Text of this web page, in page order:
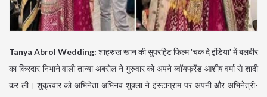
Tanya Abrol Wedding: शाहरुख खान की सुपरहिट फिल्म 'चक दे इंडिया' में बलबीर
का किरदार निभाने वाली तान्या अबरोल ने गुरुवार को अपने ब्वॉयफ्रेंड आशीष वर्मा से शादी
कर ली। शुक्रवार को अभिनेता अभिनव शुक्ला ने इंस्टाग्राम पर अपनी और अभिनेत्री-